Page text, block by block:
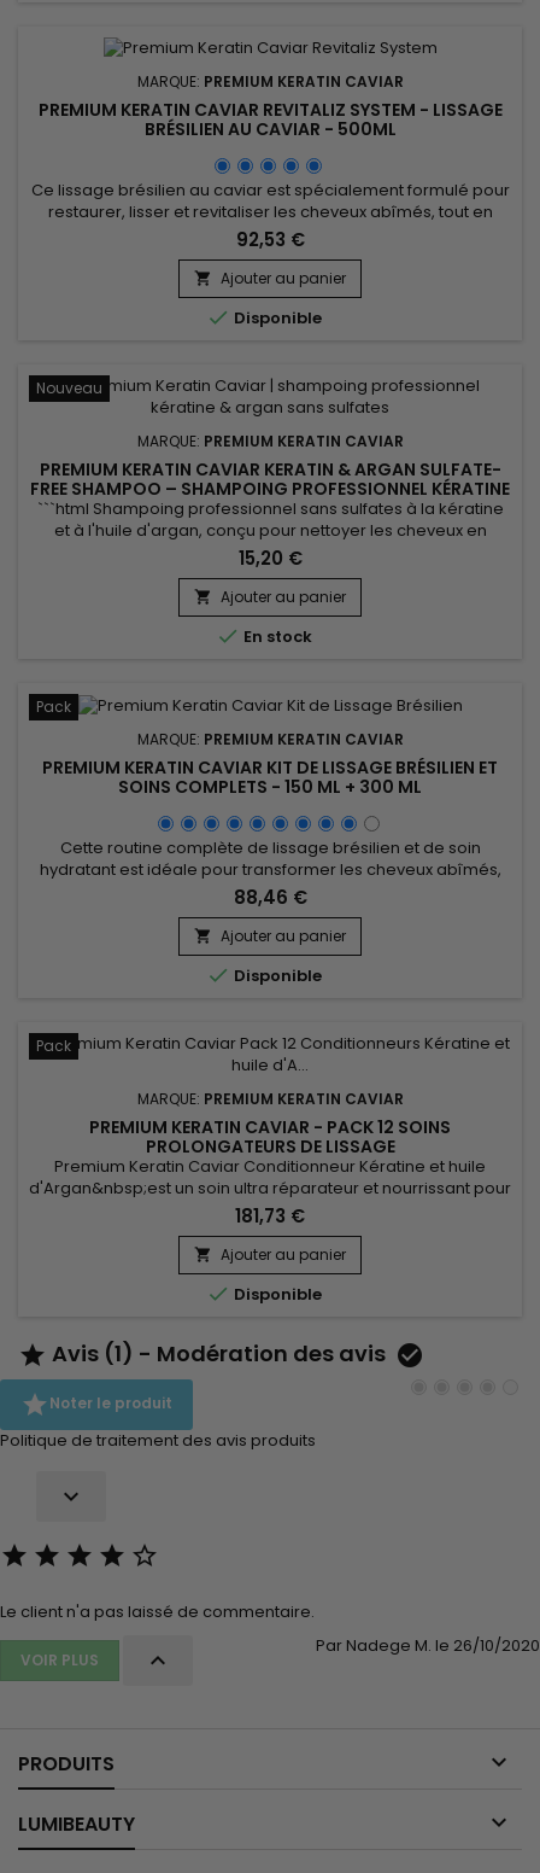
MARQUE: PREMIUM KERATIN CAVIAR
PREMIUM KERATIN CAVIAR REVITALIZ SYSTEM - LISSAGE
BRÉSILIEN AU CAVIAR - 500ML
Ce lissage brésilien au caviar est spécialement formulé pour
restaurer, lisser et revitaliser les cheveux abîmés, tout en
renforçant la fibre capillaire. Premium Keratin Caviar Revitaliz
System convient parfaitement aux cheveux colorés ou
décolorés. Sa formule enrichie en ingrédients naturels tels
que l'extrait de cacao&nbsp;et l'extrait de noix de coco...
92,53 €
 Ajouter au panier
 Disponible
Nouveau
MARQUE: PREMIUM KERATIN CAVIAR
PREMIUM KERATIN CAVIAR KERATIN & ARGAN SULFATE-
FREE SHAMPOO – SHAMPOING PROFESSIONNEL KÉRATINE
HUILE D'ARGAN SANS SULFATES–250ML
```html Shampoing professionnel sans sulfates à la kératine
et à l'huile d'argan, conçu pour nettoyer les cheveux en
douceur tout en préservant leur équilibre naturel. Enrichi en
kératine, huile d'argan, panthénol (vitamine B5), protéines de
soie et beurre de karité, Premium Keratin Caviar Keratin &
Argan Sulfate-Free Shampoo aide à hydrater,...
15,20 €
 Ajouter au panier
 En stock
Pack
MARQUE: PREMIUM KERATIN CAVIAR
PREMIUM KERATIN CAVIAR KIT DE LISSAGE BRÉSILIEN ET
SOINS COMPLETS - 150 ML + 300 ML
Cette routine complète de lissage brésilien et de soin
hydratant est idéale pour transformer les cheveux abîmés,
les lisser en profondeur et leur apporter une hydratation
durable. Le kit comprend l'Activ Shampoo pour un nettoyage
intense qui prépare les cheveux au lissage, suivi du Revitaliz
System riche en kératine, cacao, huile de coco et camélia,...
88,46 €
 Ajouter au panier
 Disponible
Pack
MARQUE: PREMIUM KERATIN CAVIAR
PREMIUM KERATIN CAVIAR - PACK 12 SOINS
PROLONGATEURS DE LISSAGE
Premium Keratin Caviar Conditionneur Kératine et huile
d'Argan&nbsp;est un soin ultra réparateur et nourrissant pour
cheveux secs, abîmés.&nbsp; Soin restructurant nutritif à très
haute concentration conçu pour tous types de cheveux, il
apporte souplesse, brillance, hydratation.&nbsp; Premium
Keratin Caviar conditionneur nourrit, gaine, lisse les...
181,73 €
 Ajouter au panier
 Disponible
 Avis (1) - Modération des avis 
Noter le produit
Politique de traitement des avis produits

    
Le client n'a pas laissé de commentaire.
Par Nadege M. le 26/10/2020
VOIR PLUS 
PRODUITS 
LUMIBEAUTY 